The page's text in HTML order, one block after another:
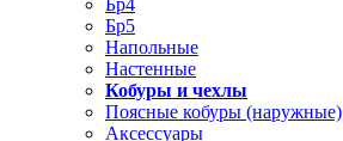
Бр4
Бр5
Напольные
Настенные
Кобуры и чехлы
Поясные кобуры (наружные)
Аксессуары